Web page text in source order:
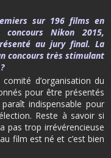
sur 196 films en
Nikon 2015,
au jury final. La
concours très stimulant
comité d’organisation du
pour être présentés
indispensable pour
Reste à savoir si
pas trop irrévérencieuse
film est né et c’est bien